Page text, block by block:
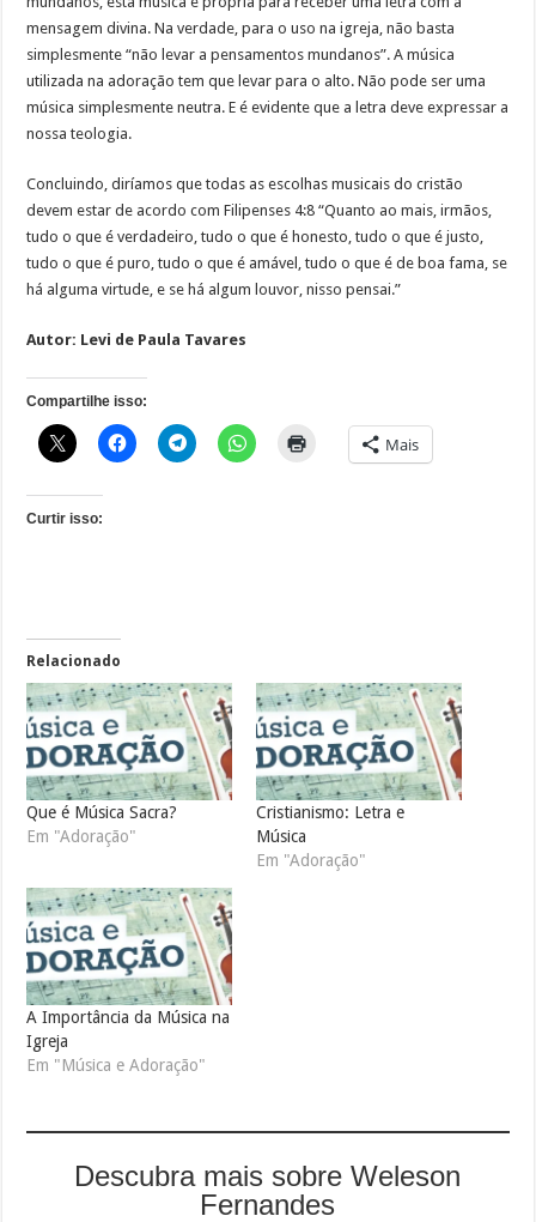
mensagem divina. Na verdade, para o uso na igreja, não basta
simplesmente “não levar a pensamentos mundanos”. A música
utilizada na adoração tem que levar para o alto. Não pode ser uma
música simplesmente neutra. E é evidente que a letra deve expressar a
nossa teologia.
Concluindo, diríamos que todas as escolhas musicais do cristão
devem estar de acordo com Filipenses 4:8 “Quanto ao mais, irmãos,
tudo o que é verdadeiro, tudo o que é honesto, tudo o que é justo,
tudo o que é puro, tudo o que é amável, tudo o que é de boa fama, se
há alguma virtude, e se há algum louvor, nisso pensai.”
Autor: Levi de Paula Tavares
Compartilhe isso:
Mais
Curtir isso:
Relacionado
Que é Música Sacra?
Em "Adoração"
Cristianismo: Letra e
Música
Em "Adoração"
A Importância da Música na
Igreja
Em "Música e Adoração"
Descubra mais sobre Weleson
Fernandes